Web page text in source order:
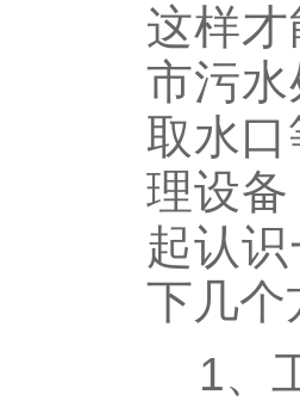
这样
市污
取水
理设
起认
下几个
1、